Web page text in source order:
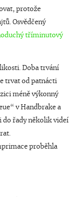
protože
Osvědčený
tříminutový
Doba trvání
trvat od patnácti
méně výkonný
v Handbrake a
do řady několik videí
proběhla